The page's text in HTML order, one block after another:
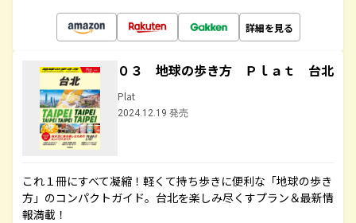
詳細を見る
０３ 地球の歩き方 Ｐｌａｔ 台北
Plat
2024.12.19 発売
これ１冊にすべて凝縮！軽くて持ち歩きに便利な「地球の歩き
方」のコンパクトガイド。台北を楽しみ尽くすプラン＆最新情
報満載！